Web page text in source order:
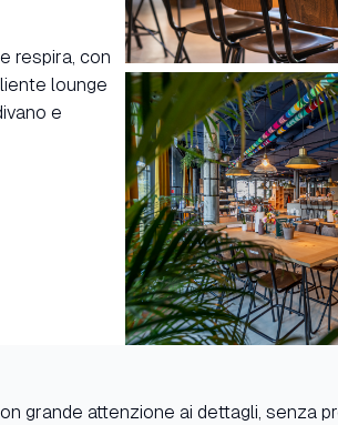
respira, con
lounge
e
grande attenzione ai dettagli, senza